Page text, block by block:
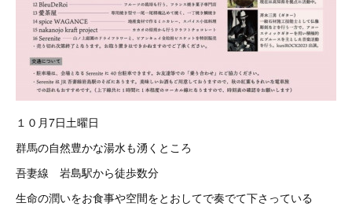
１０月7日土曜日
群馬の自然豊かな湯水も湧くところ
吾妻線 岩島駅から徒歩数分
生命の潤いをお食事や空間をとおしてで奏でて下さっている